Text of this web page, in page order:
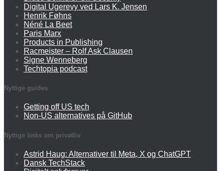
Digital Ugerevy ved Lars K. Jensen
Henrik Føhns
Néné La Beet
Paris Marx
Products in Publishing
Racmeister – Rolf Ask Clausen
Signe Wenneberg
Techtopia podcast
Nyttige guides
Getting off US tech
Non-US alternatives på GitHub
Nyttige links om privatliv
Astrid Haug: Alternativer til Meta, X og ChatGPT
Dansk TechStack